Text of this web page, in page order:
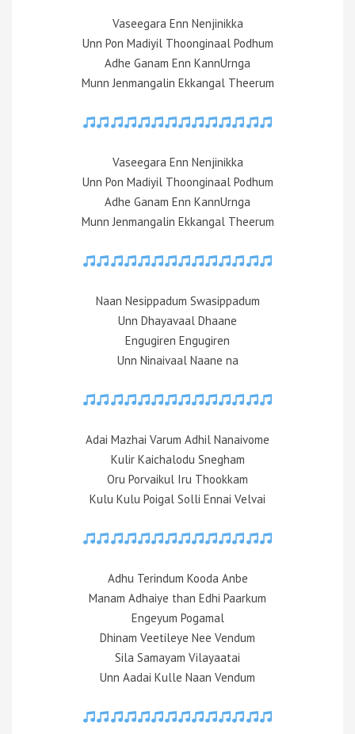
Vaseegara Enn Nenjinikka
Unn Pon Madiyil Thoonginaal Podhum
Adhe Ganam Enn KannUrnga
Munn Jenmangalin Ekkangal Theerum
Vaseegara Enn Nenjinikka
Unn Pon Madiyil Thoonginaal Podhum
Adhe Ganam Enn KannUrnga
Munn Jenmangalin Ekkangal Theerum
Naan Nesippadum Swasippadum
Unn Dhayavaal Dhaane
Engugiren Engugiren
Unn Ninaivaal Naane na
Adai Mazhai Varum Adhil Nanaivome
Kulir Kaichalodu Snegham
Oru Porvaikul Iru Thookkam
Kulu Kulu Poigal Solli Ennai Velvai
Adhu Terindum Kooda Anbe
Manam Adhaiye than Edhi Paarkum
Engeyum Pogamal
Dhinam Veetileye Nee Vendum
Sila Samayam Vilayaatai
Unn Aadai Kulle Naan Vendum